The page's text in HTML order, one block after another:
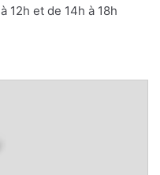
12h et de 14h à 18h